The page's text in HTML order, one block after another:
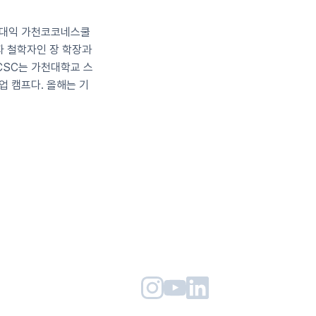
익 가천코코네스쿨
철학자인 장 학장과
는 가천대학교 스
캠프다. 올해는 기